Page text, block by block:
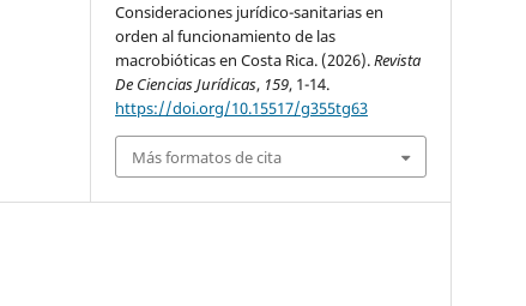
Consideraciones jurídico-sanitarias en
orden al funcionamiento de las
macrobióticas en Costa Rica. (2026).Revista
De Ciencias Jurídicas, 159, 1-14.
https://doi.org/10.15517/g355tg63
Más formatos de cita